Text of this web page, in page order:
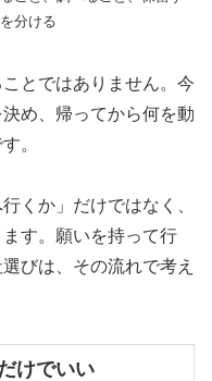
分ける
とではありません。今
め、帰ってから何を動
。
くか」だけではなく、
ます。願いを持って行
びは、その流れで考え
けでいい